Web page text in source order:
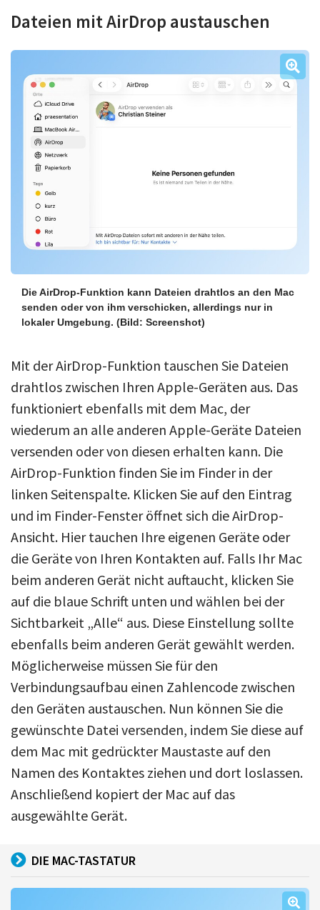
Dateien mit AirDrop austauschen
Die AirDrop-Funktion kann Dateien drahtlos an den Mac
senden oder von ihm verschicken, allerdings nur in
lokaler Umgebung. (Bild: Screenshot)
Mit der AirDrop-Funktion tauschen Sie Dateien
drahtlos zwischen Ihren Apple-Geräten aus. Das
funktioniert ebenfalls mit dem Mac, der
wiederum an alle anderen Apple-Geräte Dateien
versenden oder von diesen erhalten kann. Die
AirDrop-Funktion finden Sie im Finder in der
linken Seitenspalte. Klicken Sie auf den Eintrag
und im Finder-Fenster öffnet sich die AirDrop-
Ansicht. Hier tauchen Ihre eigenen Geräte oder
die Geräte von Ihren Kontakten auf. Falls Ihr Mac
beim anderen Gerät nicht auftaucht, klicken Sie
auf die blaue Schrift unten und wählen bei der
Sichtbarkeit „Alle“ aus. Diese Einstellung sollte
ebenfalls beim anderen Gerät gewählt werden.
Möglicherweise müssen Sie für den
Verbindungsaufbau einen Zahlencode zwischen
den Geräten austauschen. Nun können Sie die
gewünschte Datei versenden, indem Sie diese auf
dem Mac mit gedrückter Maustaste auf den
Namen des Kontaktes ziehen und dort loslassen.
Anschließend kopiert der Mac auf das
ausgewählte Gerät.
DIE MAC-TASTATUR